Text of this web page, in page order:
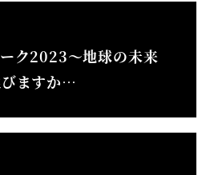
ーク2023～地球の未来
ますか…